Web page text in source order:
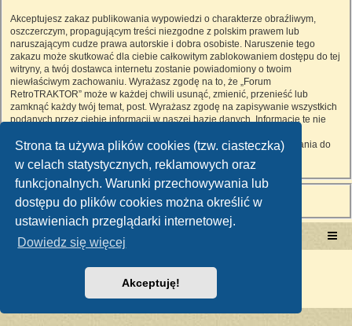
Strona ta używa plików cookies (tzw. ciasteczka)
w celach statystycznych, reklamowych oraz
funkcjonalnych. Warunki przechowywania lub
dostępu do plików cookies można określić w
ustawieniach przeglądarki internetowej.
Dowiedz się więcej
Akceptuję!
Akceptujesz zakaz publikowania wypowiedzi o charakterze obraźliwym,
oszczerczym, propagującym treści niezgodne z polskim prawem lub
naruszającym cudze prawa autorskie i dobra osobiste. Naruszenie tego
zakazu może skutkować dla ciebie całkowitym zablokowaniem dostępu do tej
witryny, a twój dostawca internetu zostanie powiadomiony o twoim
niewłaściwym zachowaniu. Wyrażasz zgodę na to, że „Forum
RetroTRAKTOR” może w każdej chwili usunąć, zmienić, przenieść lub
zamknąć każdy twój temat, post. Wyrażasz zgodę na zapisywanie wszystkich
podanych przez ciebie informacji w naszej bazie danych. Informacje te nie
RetroTRAKTOR”, ani phpBB nie ponosi odpowiedzialności za włamania do
witryny, podczas których może dojść do kradzieży danych.
Portal RetroTRAKTOR.pl
Polski pakiet językowy dostarcza